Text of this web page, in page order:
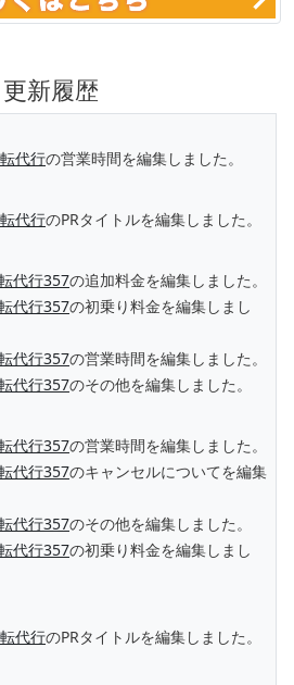
更新履歴
代行の営業時間を編集しました。
代行のPRタイトルを編集しました。
代行357の追加料金を編集しました。
代行357の初乗り料金を編集しまし
代行357の営業時間を編集しました。
代行357のその他を編集しました。
代行357の営業時間を編集しました。
代行357のキャンセルについてを編集
代行357のその他を編集しました。
代行357の初乗り料金を編集しまし
代行のPRタイトルを編集しました。